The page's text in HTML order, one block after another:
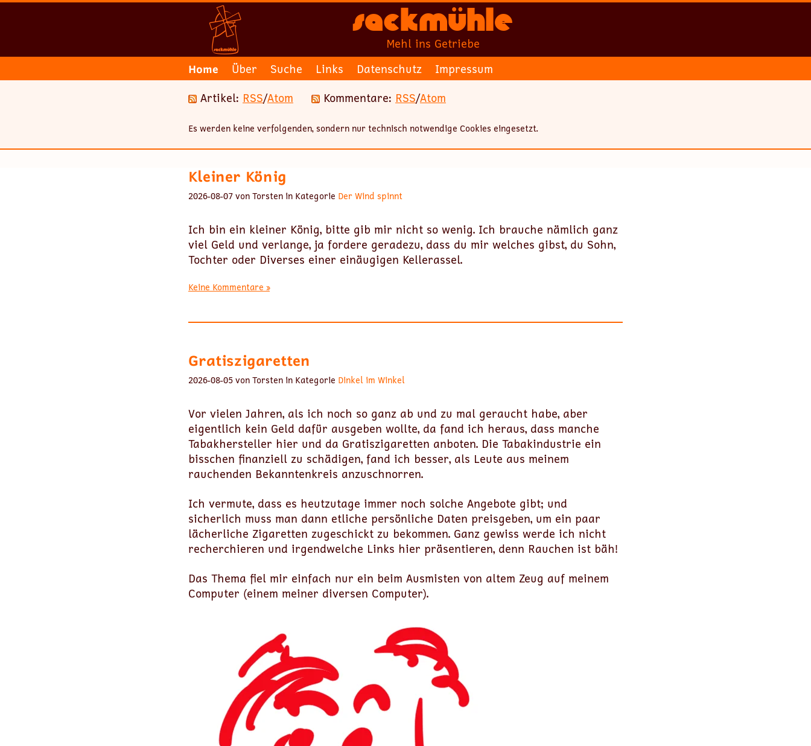
Sackmühle
Mehl ins Getriebe
Home
Über Suche Links Datenschutz
Impressum
Artikel: RSS/Atom Kommentare: RSS/Atom
Es werden keine verfolgenden, sondern nur technisch notwendige Cookies eingesetzt.
Kleiner König
2026-08-07 von Torsten in Kategorie Der Wind spinnt
Ich bin ein kleiner König, bitte gib mir nicht so wenig. Ich brauche nämlich ganz
viel Geld und verlange, ja fordere geradezu, dass du mir welches gibst, du Sohn,
Tochter oder Diverses einer einäugigen Kellerassel.
Keine Kommentare »
Gratiszigaretten
2026-08-05 von Torsten in Kategorie Dinkel im Winkel
Vor vielen Jahren, als ich noch so ganz ab und zu mal geraucht habe, aber
eigentlich kein Geld dafür ausgeben wollte, da fand ich heraus, dass manche
Tabakhersteller hier und da Gratiszigaretten anboten. Die Tabakindustrie ein
bisschen finanziell zu schädigen, fand ich besser, als Leute aus meinem
rauchenden Bekanntenkreis anzuschnorren.
Ich vermute, dass es heutzutage immer noch solche Angebote gibt; und
sicherlich muss man dann etliche persönliche Daten preisgeben, um ein paar
lächerliche Zigaretten zugeschickt zu bekommen. Ganz gewiss werde ich nicht
recherchieren und irgendwelche Links hier präsentieren, denn Rauchen ist bäh!
Das Thema fiel mir einfach nur ein beim Ausmisten von altem Zeug auf meinem
Computer (einem meiner diversen Computer).